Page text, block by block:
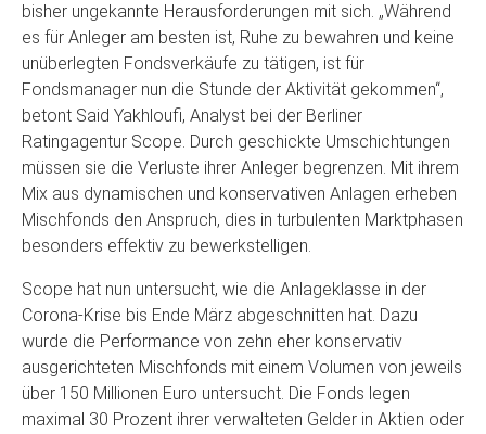
bisher ungekannte Herausforderungen mit sich. „Während
es für Anleger am besten ist, Ruhe zu bewahren und keine
unüberlegten Fondsverkäufe zu tätigen, ist für
Fondsmanager nun die Stunde der Aktivität gekommen“,
betont Said Yakhloufi, Analyst bei der Berliner
Ratingagentur Scope. Durch geschickte Umschichtungen
müssen sie die Verluste ihrer Anleger begrenzen. Mit ihrem
Mix aus dynamischen und konservativen Anlagen erheben
Mischfonds den Anspruch, dies in turbulenten Marktphasen
besonders effektiv zu bewerkstelligen.
Scope hat nun untersucht, wie die Anlageklasse in der
Corona-Krise bis Ende März abgeschnitten hat. Dazu
wurde die Performance von zehn eher konservativ
ausgerichteten Mischfonds mit einem Volumen von jeweils
über 150 Millionen Euro untersucht. Die Fonds legen
maximal 30 Prozent ihrer verwalteten Gelder in Aktien oder